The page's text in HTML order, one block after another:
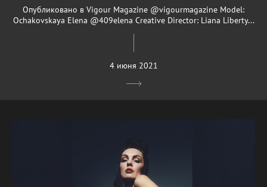
Опубликовано в Vigour Magazine @vigourmagazine Model:
Ochakovskaya Elena @409elena Creative Director: Liana Liberty...
4 июня 2021